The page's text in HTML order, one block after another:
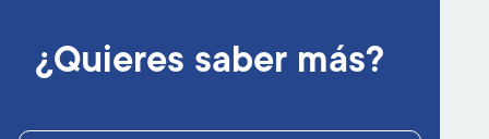
¿Quieres saber más?